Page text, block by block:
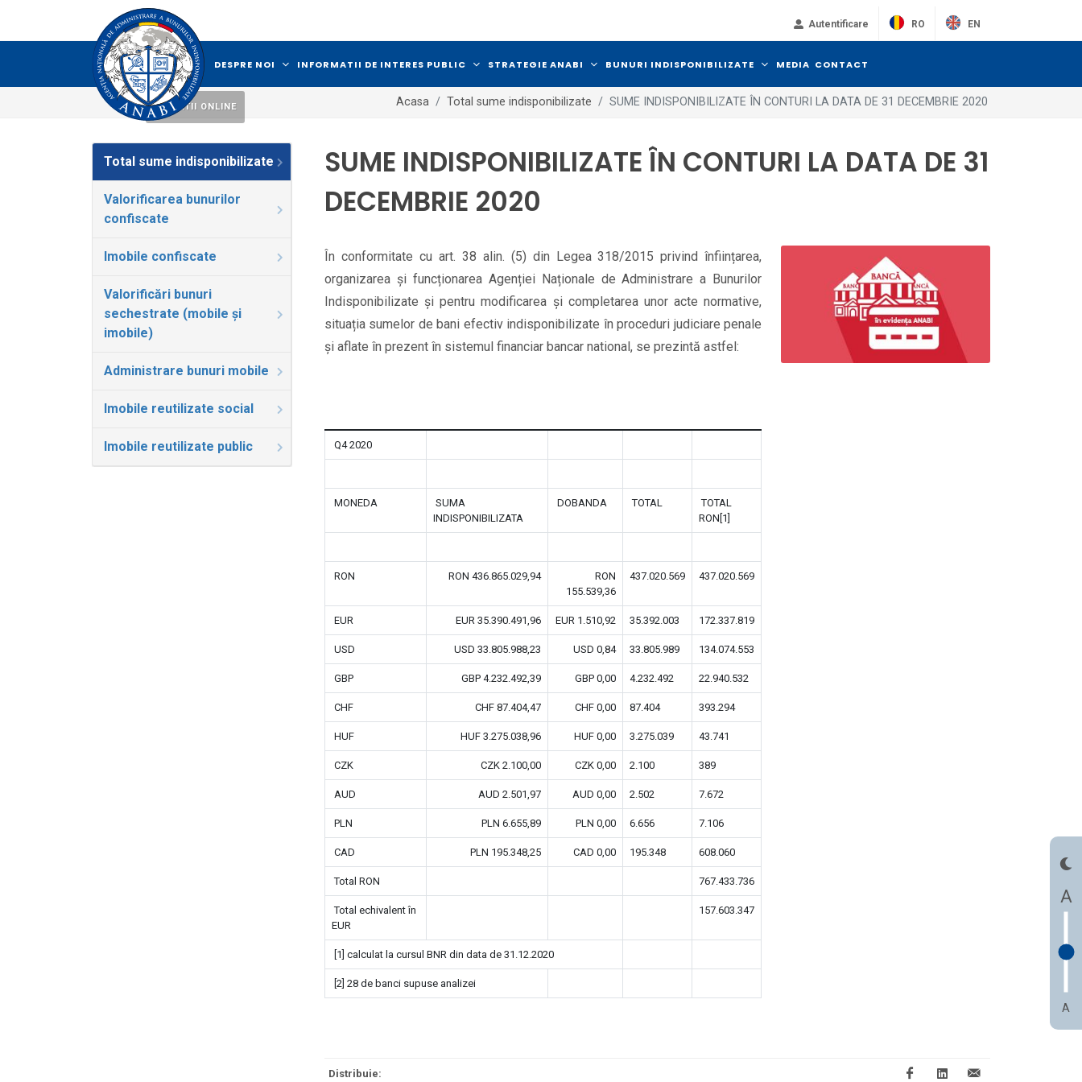
Autentificare RO EN
LICITATII ONLINE
DESPRE NOI INFORMATII DE INTERES PUBLIC STRATEGIE ANABI BUNURI INDISPONIBILIZATE MEDIA CONTACT
A
A
Acasa Total sume indisponibilizate SUME INDISPONIBILIZATE ÎN CONTURI LA DATA DE 31 DECEMBRIE 2020
SUME INDISPONIBILIZATE ÎN CONTURI LA DATA DE 31
DECEMBRIE 2020
În conformitate cu art. 38 alin. (5) din Legea 318/2015 privind înființarea,
organizarea și funcționarea Agenției Naționale de Administrare a Bunurilor
Indisponibilizate și pentru modificarea și completarea unor acte normative,
situația sumelor de bani efectiv indisponibilizate în proceduri judiciare penale
și aflate în prezent în sistemul financiar bancar national, se prezintă astfel:
Q4 2020
MONEDA
SUMA
INDISPONIBILIZATA
DOBANDA TOTAL
TOTAL
RON[1]
RON RON 436.865.029,94
RON
155.539,36
437.020.569 437.020.569
EUR EUR 35.390.491,96 EUR 1.510,92 35.392.003 172.337.819
USD USD 33.805.988,23 USD 0,84 33.805.989 134.074.553
GBP GBP 4.232.492,39 GBP 0,00 4.232.492 22.940.532
CHF CHF 87.404,47 CHF 0,00 87.404 393.294
HUF HUF 3.275.038,96 HUF 0,00 3.275.039 43.741
CZK CZK 2.100,00 CZK 0,00 2.100 389
AUD AUD 2.501,97 AUD 0,00 2.502 7.672
PLN PLN 6.655,89 PLN 0,00 6.656 7.106
CAD PLN 195.348,25 CAD 0,00 195.348 608.060
Total RON 767.433.736
Total echivalent în
EUR
157.603.347
[1] calculat la cursul BNR din data de 31.12.2020
[2] 28 de banci supuse analizei
Distribuie:
Total sume indisponibilizate
Valorificarea bunurilor
confiscate
Imobile confiscate
Valorificări bunuri
sechestrate (mobile și
imobile)
Administrare bunuri mobile
Imobile reutilizate social
Imobile reutilizate public